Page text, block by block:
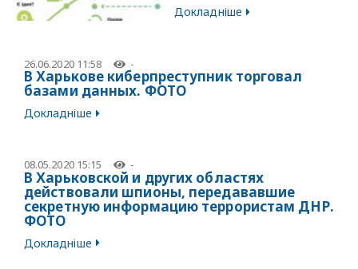
Докладніше
26.06.2020 11:58 -
В Харькове киберпреступник торговал
базами данных. ФОТО
Докладніше
08.05.2020 15:15 -
В Харьковской и других областях
действовали шпионы, передававшие
секретную информацию террористам ДНР.
ФОТО
Докладніше